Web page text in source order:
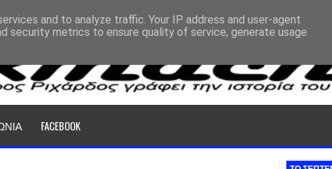
FACEBOOK
and to analyze traffic. Your IP address and user-agent
security metrics to ensure quality of service, generate usage